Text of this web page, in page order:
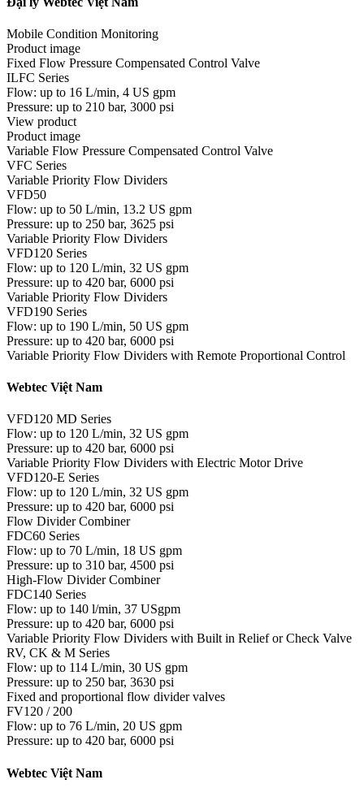
Mobile Condition Monitoring
Product image
Fixed Flow Pressure Compensated Control Valve
ILFC Series
Flow: up to 16 L/min, 4 US gpm
Pressure: up to 210 bar, 3000 psi
View product
Product image
Variable Flow Pressure Compensated Control Valve
VFC Series
Variable Priority Flow Dividers
VFD50
Flow: up to 50 L/min, 13.2 US gpm
Pressure: up to 250 bar, 3625 psi
Variable Priority Flow Dividers
VFD120 Series
Flow: up to 120 L/min, 32 US gpm
Pressure: up to 420 bar, 6000 psi
Variable Priority Flow Dividers
VFD190 Series
Flow: up to 190 L/min, 50 US gpm
Pressure: up to 420 bar, 6000 psi
Variable Priority Flow Dividers with Remote Proportional Control
Webtec Việt Nam
VFD120 MD Series
Flow: up to 120 L/min, 32 US gpm
Pressure: up to 420 bar, 6000 psi
Variable Priority Flow Dividers with Electric Motor Drive
VFD120-E Series
Flow: up to 120 L/min, 32 US gpm
Pressure: up to 420 bar, 6000 psi
Flow Divider Combiner
FDC60 Series
Flow: up to 70 L/min, 18 US gpm
Pressure: up to 310 bar, 4500 psi
High-Flow Divider Combiner
FDC140 Series
Flow: up to 140 l/min, 37 USgpm
Pressure: up to 420 bar, 6000 psi
Variable Priority Flow Dividers with Built in Relief or Check Valve
RV, CK & M Series
Flow: up to 114 L/min, 30 US gpm
Pressure: up to 250 bar, 3630 psi
Fixed and proportional flow divider valves
FV120 / 200
Flow: up to 76 L/min, 20 US gpm
Pressure: up to 420 bar, 6000 psi
Webtec Việt Nam